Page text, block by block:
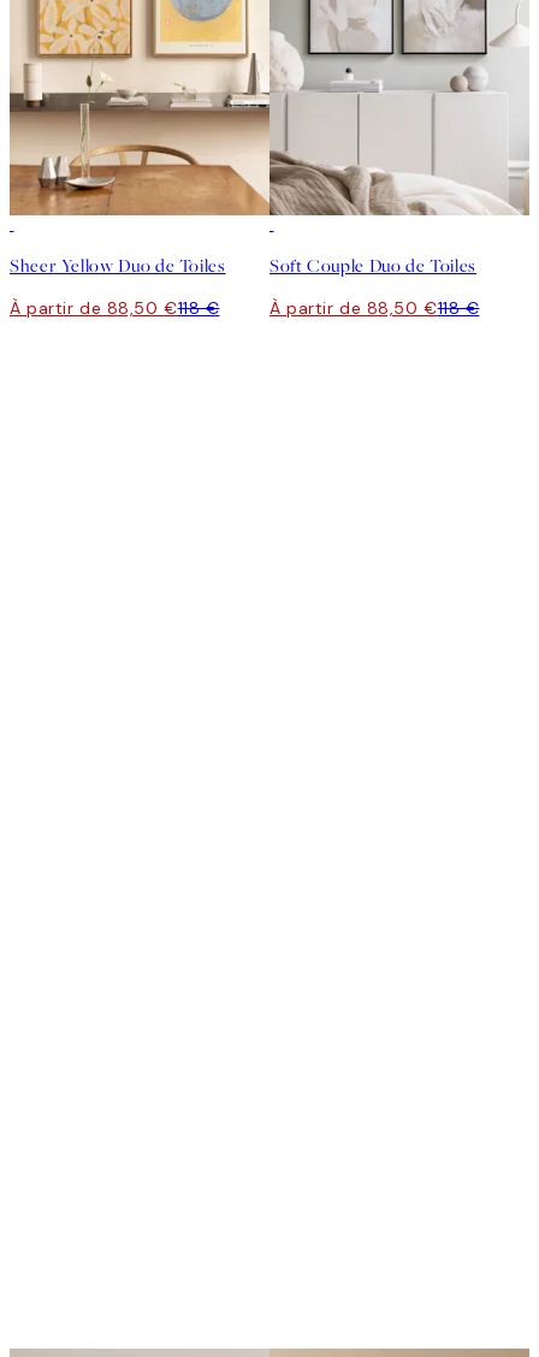
Sheer Yellow Duo de Toiles
À partir de 88,50 €118 €
Soft Couple Duo de Toiles
À partir de 88,50 €118 €